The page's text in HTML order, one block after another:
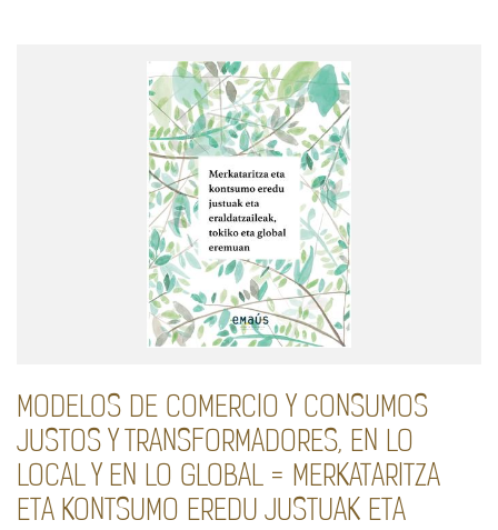
MODELOS DE COMERCIO Y CONSUMOS
JUSTOS Y TRANSFORMADORES, EN LO
LOCAL Y EN LO GLOBAL = MERKATARITZA
ETA KONTSUMO EREDU JUSTUAK ETA